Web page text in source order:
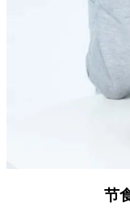
节